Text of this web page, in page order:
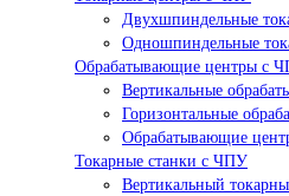
Двухшпиндельные
Одношпиндельные
Обрабатывающие центры с
Вертикальные
Горизонтальные
Обрабатывающие
Токарные станки с ЧПУ
Вертикальный